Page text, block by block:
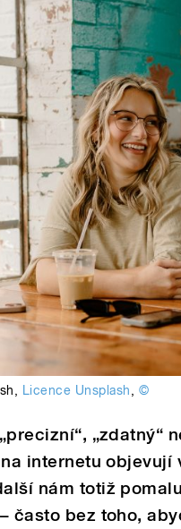
, Licence Unsplash, ©
„zdatný“
internetu
nám totiž
často bez toho,